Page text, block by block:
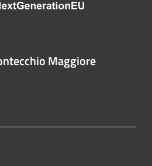
Maggiore